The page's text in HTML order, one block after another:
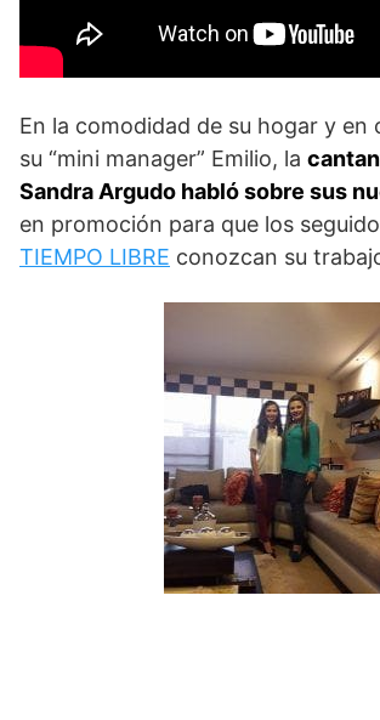
En la comodidad de su hogar y en
su “mini manager” Emilio, la
Sandra Argudo habló sobre sus
en promoción para que los
TIEMPO LIBRE conozcan su